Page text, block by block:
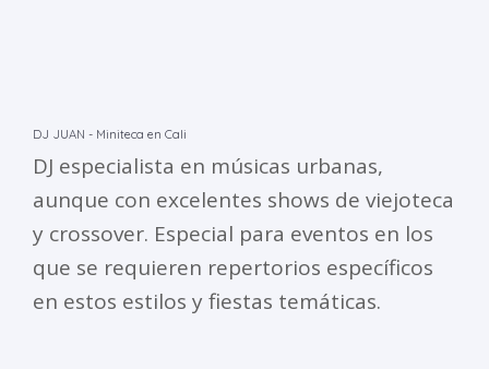
DJ JUAN - Miniteca en Cali
DJ especialista en músicas urbanas,
aunque con excelentes shows de viejoteca
y crossover. Especial para eventos en los
que se requieren repertorios específicos
en estos estilos y fiestas temáticas.